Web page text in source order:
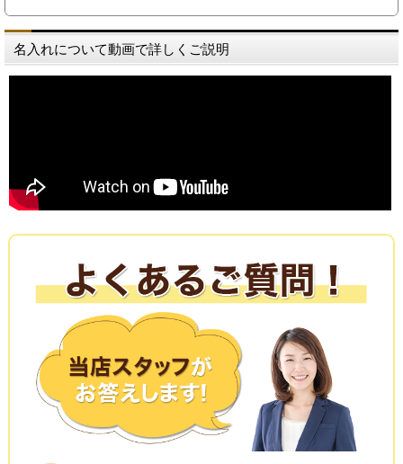
名入れについて動画で詳しくご説明